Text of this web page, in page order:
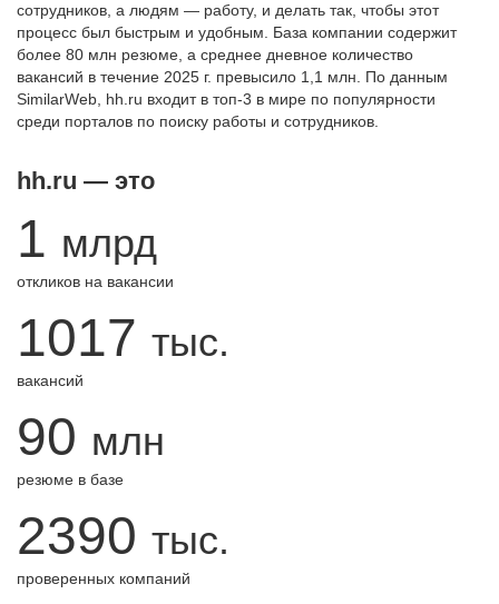
сотрудников, а людям — работу, и делать так, чтобы этот
процесс был быстрым и удобным. База компании содержит
более 80 млн резюме, а среднее дневное количество
вакансий в течение 2025 г. превысило 1,1 млн. По данным
SimilarWeb, hh.ru входит в топ-3 в мире по популярности
среди порталов по поиску работы и сотрудников.
hh.ru — это
1 млрд
откликов на вакансии
1017 тыс.
вакансий
90 млн
резюме в базе
2390 тыс.
проверенных компаний